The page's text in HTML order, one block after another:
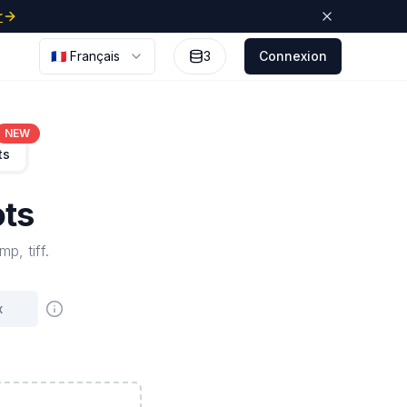
🇫🇷 Français 3 Connexion
NEW
tiff.